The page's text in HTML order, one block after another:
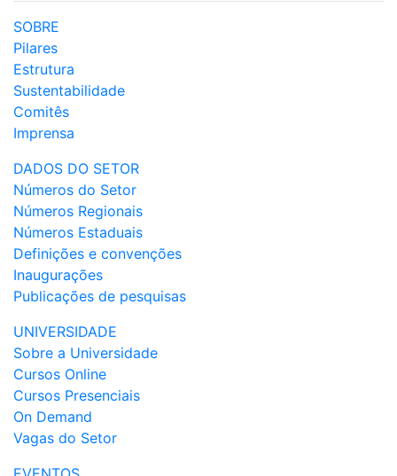
SOBRE
Pilares
Estrutura
Sustentabilidade
Comitês
Imprensa
DADOS DO SETOR
Números do Setor
Números Regionais
Números Estaduais
Definições e convenções
Inaugurações
Publicações de pesquisas
UNIVERSIDADE
Sobre a Universidade
Cursos Online
Cursos Presenciais
On Demand
Vagas do Setor